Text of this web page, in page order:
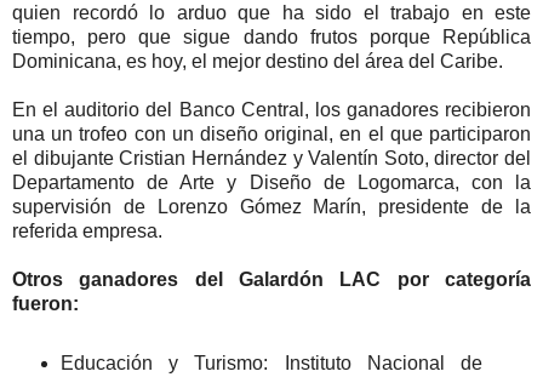
quien recordó lo arduo que ha sido el trabajo en este
tiempo, pero que sigue dando frutos porque República
Dominicana, es hoy, el mejor destino del área del Caribe.
En el auditorio del Banco Central, los ganadores recibieron
una un trofeo con un diseño original, en el que participaron
el dibujante Cristian Hernández y Valentín Soto, director del
Departamento de Arte y Diseño de Logomarca, con la
supervisión de Lorenzo Gómez Marín, presidente de la
referida empresa.
Otros ganadores del Galardón LAC por categoría
fueron:
Educación y Turismo: Instituto Nacional de